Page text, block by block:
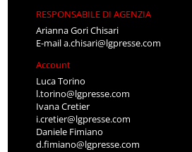
RESPONSABILE DI AGENZIA
Arianna Gori Chisari
E-maila.chisari@lgpresse.com
Account
Luca Torino
l.torino@lgpresse.com
Ivana Cretier
i.cretier@lgpresse.com
Daniele Fimiano
d.fimiano@lgpresse.com